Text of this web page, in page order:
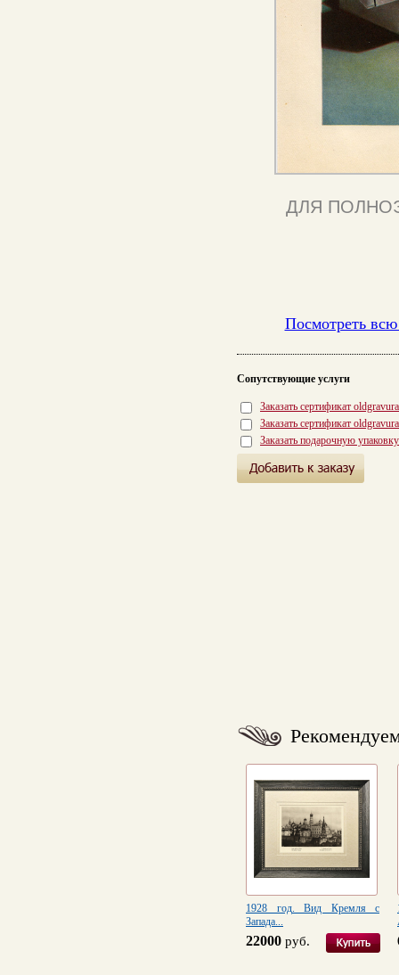
ДЛЯ
Посмотреть
Сопутствующие услуги
Заказать сертификат
Заказать сертификат
Заказать подарочную
1928 год. Вид Кремля с
Запада...
22000 руб.